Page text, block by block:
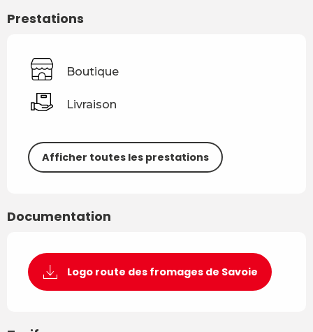
Prestations
Boutique
Livraison
Afficher toutes les prestations
Documentation
Logo route des fromages de Savoie